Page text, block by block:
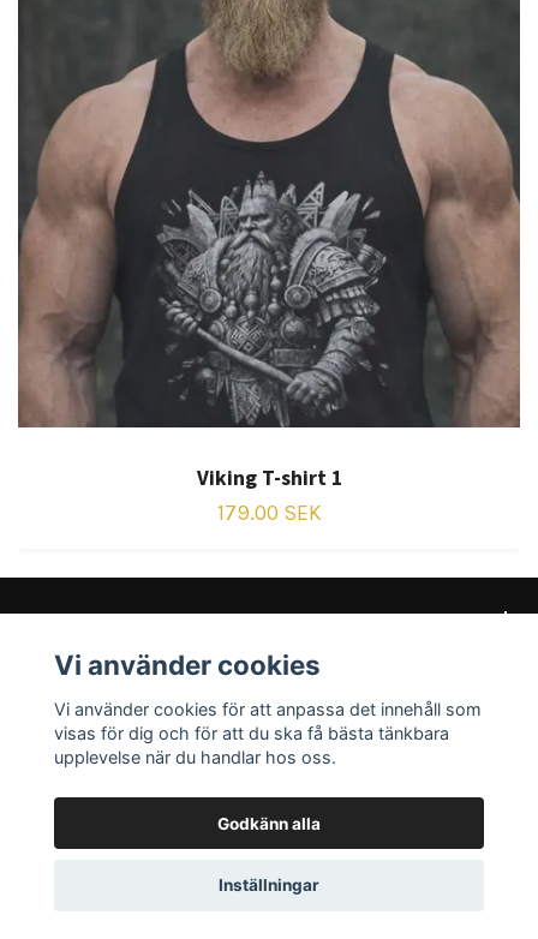
Viking T-shirt 1
179.00 SEK
Kundtjänst
Sociala medier
© 2026 PMAD Nordic Streetwear
Vi använder cookies
Vi använder cookies för att anpassa det innehåll som
visas för dig och för att du ska få bästa tänkbara
upplevelse när du handlar hos oss.
Godkänn alla
Inställningar